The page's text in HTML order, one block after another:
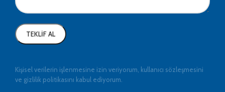
Kişisel verilerin işlenmesine izin veriyorum, kullanıcı sözleşmesini
ve gizlilik politikasını kabul ediyorum.